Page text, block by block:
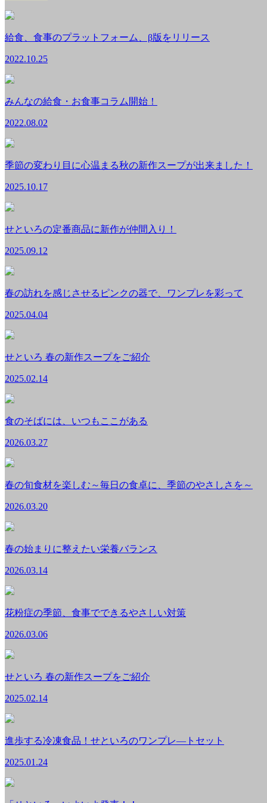
給食、食事のプラットフォーム、β版をリリース
2022.10.25
みんなの給食・お食事コラム開始！
2022.08.02
季節の変わり目に心温まる秋の新作スープが出来ました！
2025.10.17
せといろの定番商品に新作が仲間入り！
2025.09.12
春の訪れを感じさせるピンクの器で、ワンプレを彩って
2025.04.04
せといろ 春の新作スープをご紹介
2025.02.14
食のそばには、いつもここがある
2026.03.27
春の旬食材を楽しむ～毎日の食卓に、季節のやさしさを～
2026.03.20
春の始まりに整えたい栄養バランス
2026.03.14
花粉症の季節、食事でできるやさしい対策
2026.03.06
せといろ 春の新作スープをご紹介
2025.02.14
進歩する冷凍食品！せといろのワンプレ―トセット
2025.01.24